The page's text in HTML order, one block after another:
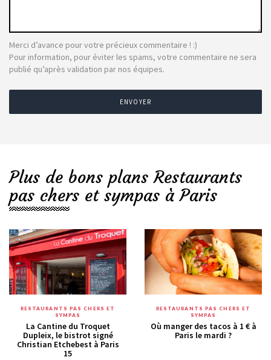
Merci d’avance pour votre précieux commentaire ! :)
Pour information, pour éviter les spams, votre commentaire ne sera
publié qu’après validation par nos équipes.
ENVOYER
Plus de bons plans Restaurants
pas chers et sympas à Paris
RESTAURANTS PAS CHERS ET
SYMPAS
La Cantine du Troquet
Dupleix, le bistrot signé
Christian Etchebest à Paris
15
RESTAURANTS PAS CHERS ET
SYMPAS
Où manger des tacos à 1 € à
Paris le mardi ?